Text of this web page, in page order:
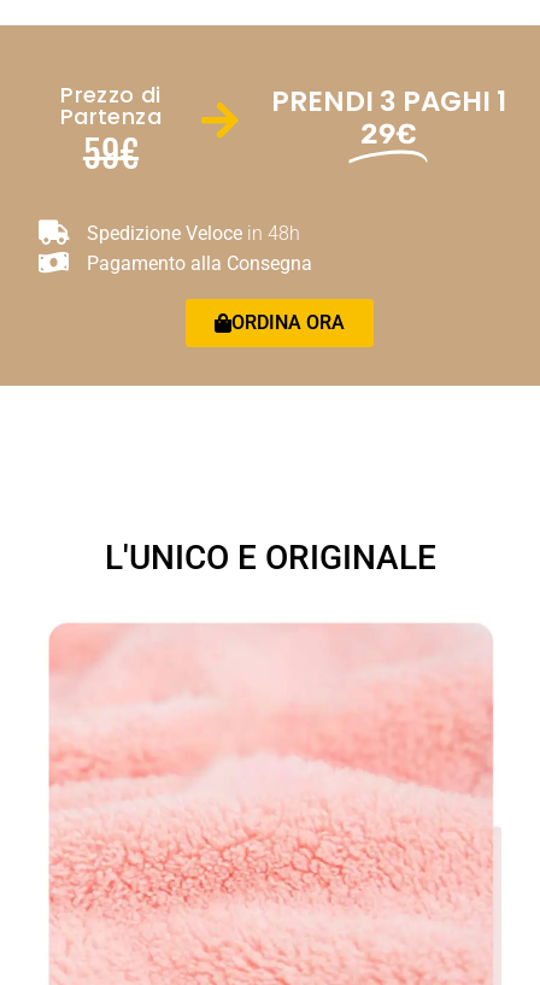
Prezzo di
Partenza
59€
PRENDI 3 PAGHI 1
29€
Spedizione Veloce in 48h
Pagamento alla Consegna
ORDINA ORA
L'UNICO E ORIGINALE